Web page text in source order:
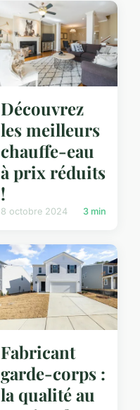
Découvrez
les meilleurs
chauffe-eau
à prix réduits
!
8 octobre 2024 3 min
Fabricant
garde-corps :
la qualité au